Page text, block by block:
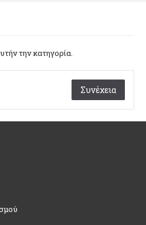
την κατηγορία.
Συνέχεια